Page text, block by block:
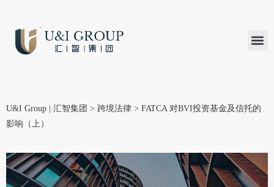
U&I Group | 汇智集团 > 跨境法律 > FATCA 对BVI投资基金及信托的
影响（上）